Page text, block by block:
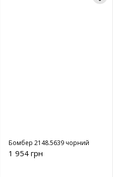
Бомбер 2148.5639 чорний
1 954 грн